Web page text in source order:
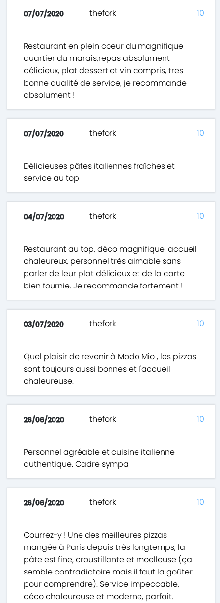
07/07/2020 thefork
Restaurant en plein coeur du magnifique
quartier du marais,repas absolument
délicieux, plat dessert et vin compris, tres
bonne qualité de service, je recommande
absolument !
10
07/07/2020 thefork
Délicieuses pâtes italiennes fraîches et
service au top !
10
04/07/2020 thefork
Restaurant au top, déco magnifique, accueil
chaleureux, personnel très aimable sans
parler de leur plat délicieux et de la carte
bien fournie. Je recommande fortement !
10
03/07/2020 thefork
Quel plaisir de revenir à Modo Mio , les pizzas
sont toujours aussi bonnes et l'accueil
chaleureuse.
10
26/06/2020 thefork
Personnel agréable et cuisine italienne
authentique. Cadre sympa
10
26/06/2020 thefork
Courrez-y ! Une des meilleures pizzas
mangée à Paris depuis très longtemps, la
pâte est fine, croustillante et moelleuse (ça
semble contradictoire mais il faut la goûter
pour comprendre). Service impeccable,
déco chaleureuse et moderne, parfait.
10